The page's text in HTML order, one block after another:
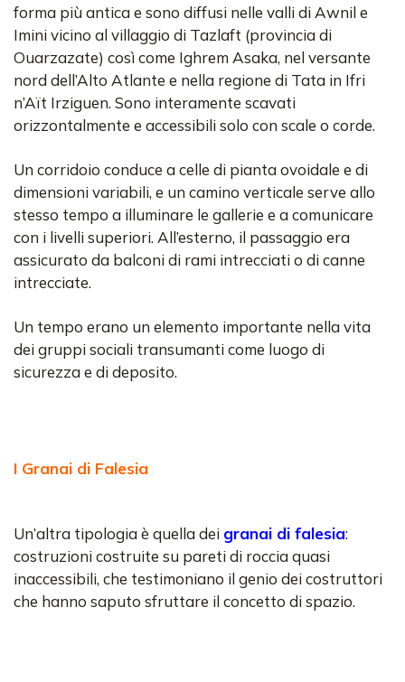
forma più antica e sono diffusi nelle valli di Awnil e
Imini vicino al villaggio di Tazlaft (provincia di
Ouarzazate) così come Ighrem Asaka, nel versante
nord dell’Alto Atlante e nella regione di Tata in Ifri
n’Aït Irziguen. Sono interamente scavati
orizzontalmente e accessibili solo con scale o corde.
Un corridoio conduce a celle di pianta ovoidale e di
dimensioni variabili, e un camino verticale serve allo
stesso tempo a illuminare le gallerie e a comunicare
con i livelli superiori. All’esterno, il passaggio era
assicurato da balconi di rami intrecciati o di canne
intrecciate.
Un tempo erano un elemento importante nella vita
dei gruppi sociali transumanti come luogo di
sicurezza e di deposito.
I Granai di Falesia
Un’altra tipologia è quella dei granai di falesia:
costruzioni costruite su pareti di roccia quasi
inaccessibili, che testimoniano il genio dei costruttori
che hanno saputo sfruttare il concetto di spazio.